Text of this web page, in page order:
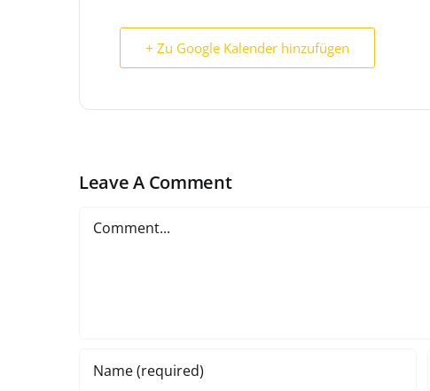
+ Zu Google Kalender hinzufügen
Leave A Comment